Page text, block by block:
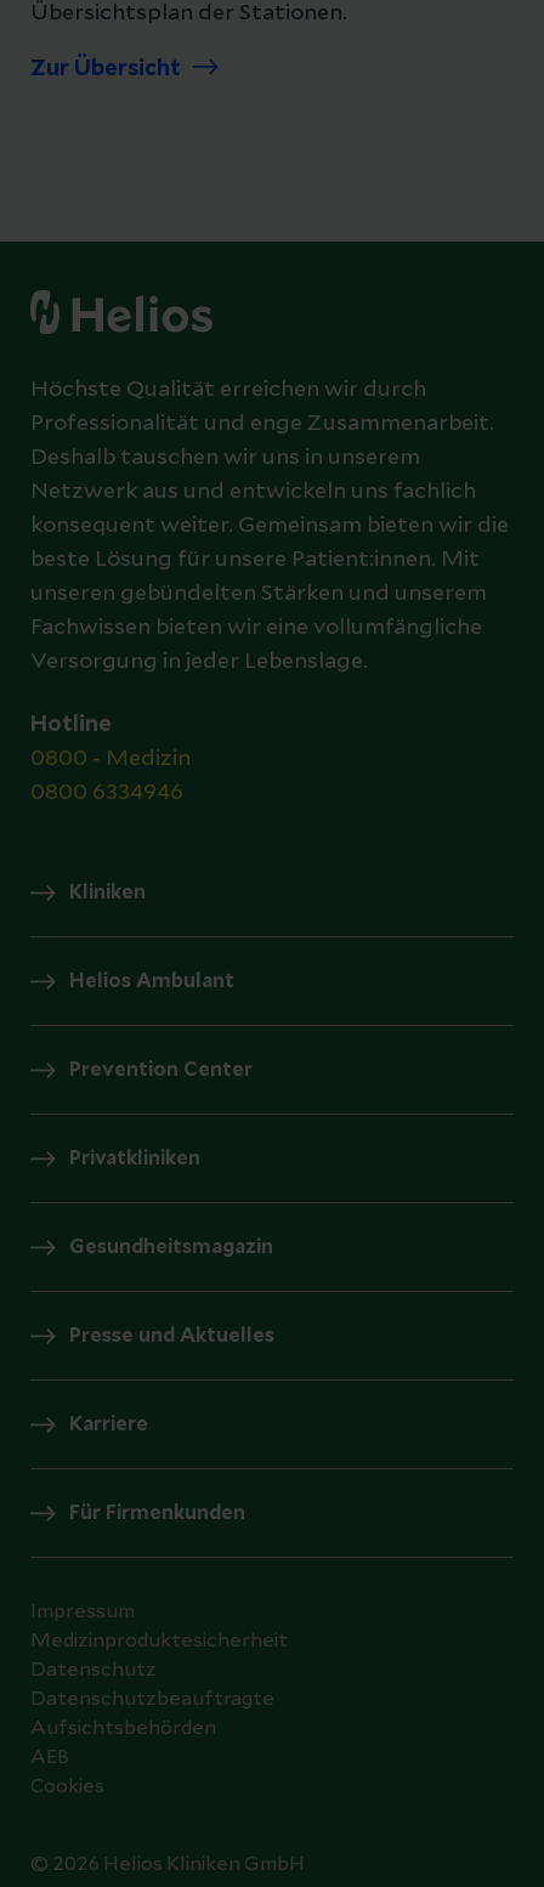
Übersichtsplan der Stationen.
Zur Übersicht
Höchste Qualität erreichen wir durch
Professionalität und enge Zusammenarbeit.
Deshalb tauschen wir uns in unserem
Netzwerk aus und entwickeln uns fachlich
konsequent weiter. Gemeinsam bieten wir die
beste Lösung für unsere Patient:innen. Mit
unseren gebündelten Stärken und unserem
Fachwissen bieten wir eine vollumfängliche
Versorgung in jeder Lebenslage.
Hotline
0800 - Medizin
0800 6334946
Kliniken
Helios Ambulant
Prevention Center
Privatkliniken
Gesundheitsmagazin
Presse und Aktuelles
Karriere
Für Firmenkunden
© 2026 Helios Kliniken GmbH
Impressum
Medizinproduktesicherheit
Datenschutz
Datenschutzbeauftragte
Aufsichtsbehörden
AEB
Cookies